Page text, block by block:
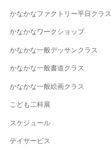
かなかなファクトリー平日クラス
かなかなワークショップ
かなかな一般デッサンクラス
かなかな一般書道クラス
かなかな一般絵画クラス
こども二科展
スケジュール
デイサービス